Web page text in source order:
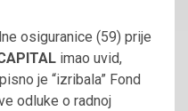
osiguranice (59) prije
imao uvid,
je “izribala” Fond
odluke o radnoj